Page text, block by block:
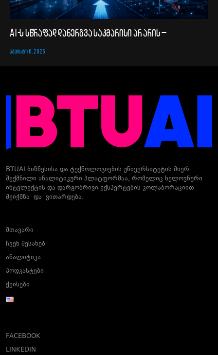
AI-ს სწრაფად დანერგვა საკმარისი არ არის –
ᲐᲒᲕᲘᲡᲢᲝ 6, 2026
BTUAI ბიზნესისა და ტექნოლოგიების უნივერსიტეტის მიერ
შექმნილი ანალიტიკური პლატფორმაა, რომელიც ხელოვნური
ინტელექტის და დარგობრივი ექსპერტების კოლაბორაციით
შეიქმნა და ვითარდება.
მთავარი
ჩვენ შესახებ
ანალიტიკა
პოდკასტები
ქეისები
FACEBOOK
LINKEDIN